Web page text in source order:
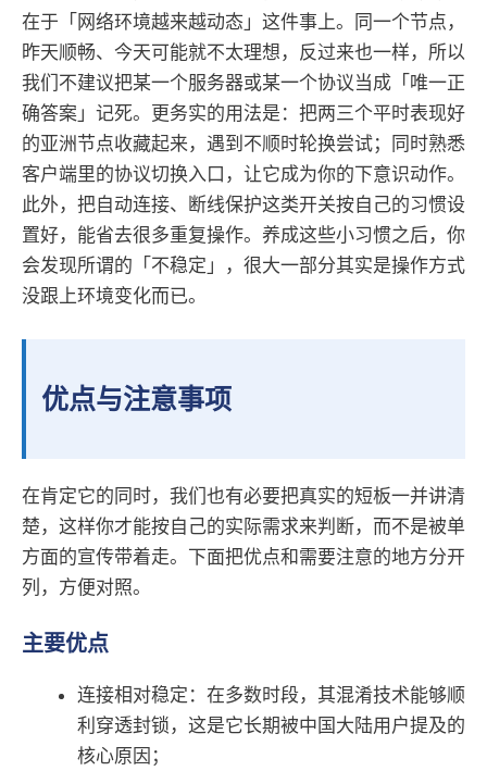
在于「网络环境越来越动态」这件事上。同一个节点，
昨天顺畅、今天可能就不太理想，反过来也一样，所以
我们不建议把某一个服务器或某一个协议当成「唯一正
确答案」记死。更务实的用法是：把两三个平时表现好
的亚洲节点收藏起来，遇到不顺时轮换尝试；同时熟悉
客户端里的协议切换入口，让它成为你的下意识动作。
此外，把自动连接、断线保护这类开关按自己的习惯设
置好，能省去很多重复操作。养成这些小习惯之后，你
会发现所谓的「不稳定」，很大一部分其实是操作方式
没跟上环境变化而已。
优点与注意事项
在肯定它的同时，我们也有必要把真实的短板一并讲清
楚，这样你才能按自己的实际需求来判断，而不是被单
方面的宣传带着走。下面把优点和需要注意的地方分开
列，方便对照。
主要优点
连接相对稳定：在多数时段，其混淆技术能够顺
利穿透封锁，这是它长期被中国大陆用户提及的
核心原因；